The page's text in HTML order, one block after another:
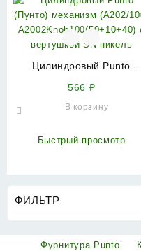
Цилиндровый Punto
A2002Knob100(50+10+40)
566 ₽
В корзину
Быстрый просмотр
ФИЛЬТР
Фурнитура Punto